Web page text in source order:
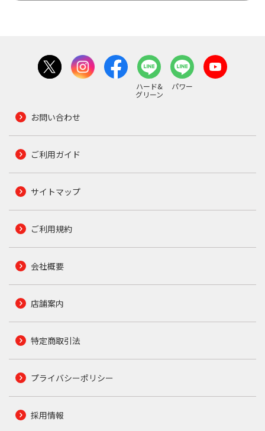
ハード&
グリーン
パワー
お問い合わせ
ご利用ガイド
サイトマップ
ご利用規約
会社概要
店舗案内
特定商取引法
プライバシーポリシー
採用情報